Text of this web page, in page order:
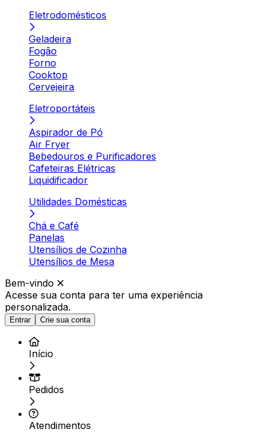
Eletrodomésticos
Geladeira
Fogão
Forno
Cooktop
Cervejeira
Eletroportáteis
Aspirador de Pó
Air Fryer
Bebedouros e Purificadores
Cafeteiras Elétricas
Liquidificador
Utilidades Domésticas
Chá e Café
Panelas
Utensílios de Cozinha
Utensílios de Mesa
Bem-vindo
Acesse sua conta para ter uma experiência
personalizada.
Entrar Crie sua conta
Início
Pedidos
Atendimentos